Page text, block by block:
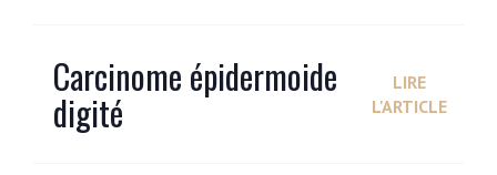
Carcinome épidermoide
digité
LIRE
L'ARTICLE